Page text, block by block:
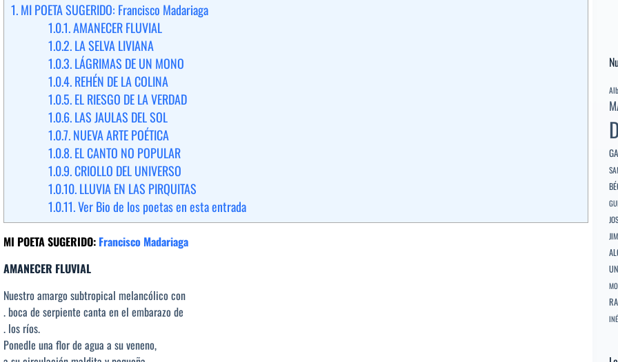
1.MI POETA SUGERIDO: Francisco Madariaga
1.0.1.AMANECER FLUVIAL
1.0.2.LA SELVA LIVIANA
1.0.3.LÁGRIMAS DE UN MONO
1.0.4.REHÉN DE LA COLINA
1.0.5.EL RIESGO DE LA VERDAD
1.0.6.LAS JAULAS DEL SOL
1.0.7.NUEVA ARTE POÉTICA
1.0.8.EL CANTO NO POPULAR
1.0.9.CRIOLLO DEL UNIVERSO
1.0.10.LLUVIA EN LAS PIRQUITAS
1.0.11.Ver Bio de los poetas en esta entrada
MI POETA SUGERIDO: Francisco Madariaga
AMANECER FLUVIAL
Nuestro amargo subtropical melancólico con
. boca de serpiente canta en el embarazo de
. los ríos.
Ponedle una flor de agua a su veneno,